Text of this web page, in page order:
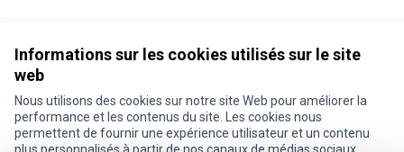
Informations sur les cookies utilisés sur le site
web
Nous utilisons des cookies sur notre site Web pour améliorer la
performance et les contenus du site. Les cookies nous
permettent de fournir une expérience utilisateur et un contenu
Conditions d'utilisation
Paramètres des cookies
Je participe ! sur X
Je participe ! sur Facebook
Je participe ! sur Instagram